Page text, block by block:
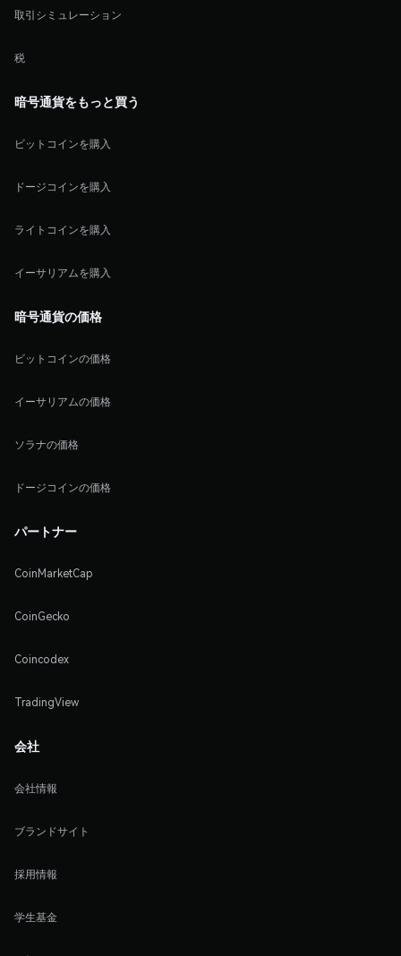
取引シミュレーション
税
暗号通貨をもっと買う
ビットコインを購入
ドージコインを購入
ライトコインを購入
イーサリアムを購入
暗号通貨の価格
ビットコインの価格
イーサリアムの価格
ソラナの価格
ドージコインの価格
パートナー
CoinMarketCap
CoinGecko
Coincodex
TradingView
会社
会社情報
ブランドサイト
採用情報
学生基金